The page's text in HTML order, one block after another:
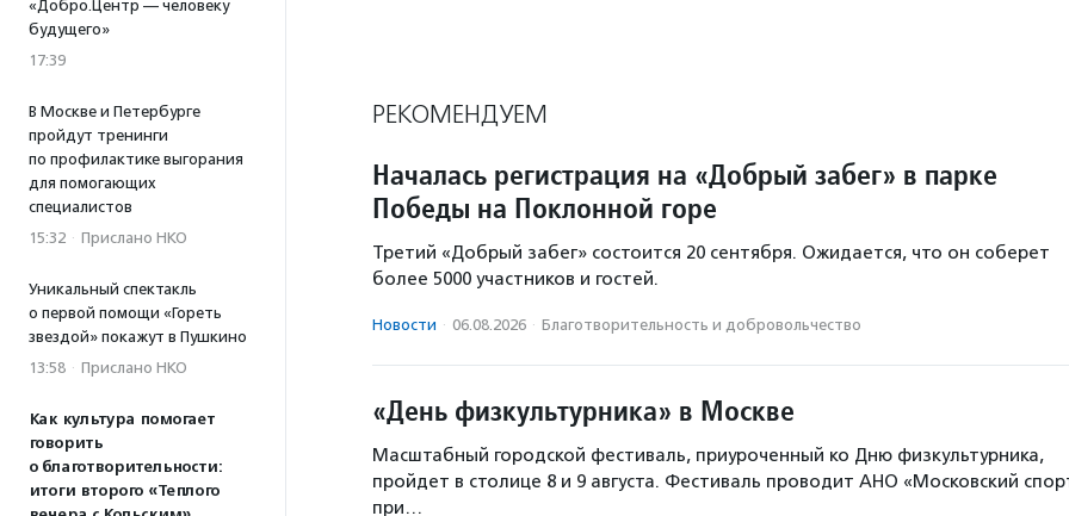
«Добро.Центр — человеку
будущего»
17:39
В Москве и Петербурге
пройдут тренинги
по профилактике выгорания
для помогающих
специалистов
15:32 · Прислано НКО
Уникальный спектакль
о первой помощи «Гореть
звездой» покажут в Пушкино
13:58 · Прислано НКО
Как культура помогает
говорить
о благотворительности:
итоги второго «Теплого
РЕКОМЕНДУЕМ
Началась регистрация на «Добрый забег» в парке
Победы на Поклонной горе
Третий «Добрый забег» состоится 20 сентября. Ожидается, что он соберет
более 5000 участников и гостей.
Новости · 06.08.2026 · Благотвори­тель­ность и доброволь­чест­во
«День физкультурника» в Москве
Масштабный городской фестиваль, приуроченный ко Дню физкультурника,
пройдет в столице 8 и 9 августа. Фестиваль проводит АНО «Московский
при…